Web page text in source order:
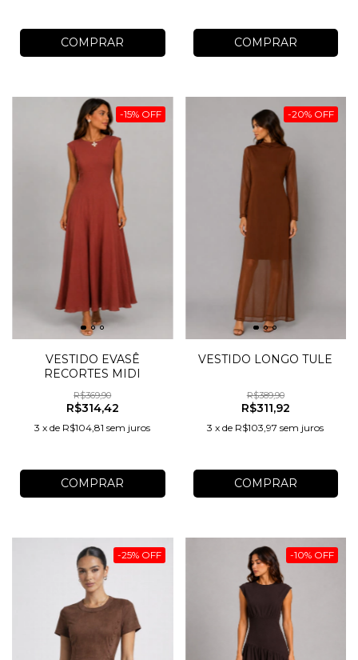
COMPRAR COMPRAR
-15% OFF
VESTIDO EVASÊ
RECORTES MIDI
R$369,90
R$314,42
3 xde R$104,81 sem juros
COMPRAR
-20% OFF
VESTIDO LONGO TULE
R$389,90
R$311,92
3 xde R$103,97 sem juros
COMPRAR
-25% OFF -10% OFF